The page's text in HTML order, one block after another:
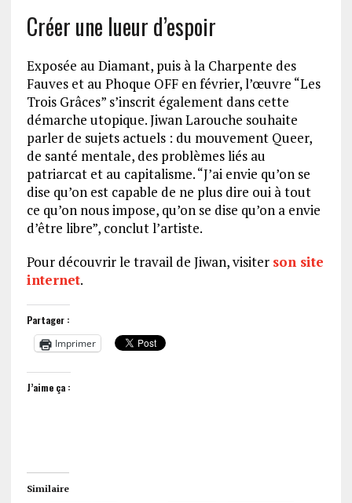
Créer une lueur d’espoir
Exposée au Diamant, puis à la Charpente des
Fauves et au Phoque OFF en février, l’œuvre “Les
Trois Grâces” s’inscrit également dans cette
démarche utopique. Jiwan Larouche souhaite
parler de sujets actuels : du mouvement Queer,
de santé mentale, des problèmes liés au
patriarcat et au capitalisme. “J’ai envie qu’on se
dise qu’on est capable de ne plus dire oui à tout
ce qu’on nous impose, qu’on se dise qu’on a envie
d’être libre”, conclut l’artiste.
Pour découvrir le travail de Jiwan, visiter son site
internet.
Partager :
Imprimer
J’aime ça :
Similaire